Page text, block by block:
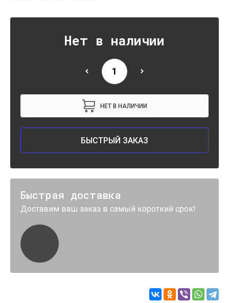
Нет в наличии
НЕТ В НАЛИЧИИ
БЫСТРЫЙ ЗАКАЗ
Быстрая доставка
Доставим ваш заказ в самый короткий срок!